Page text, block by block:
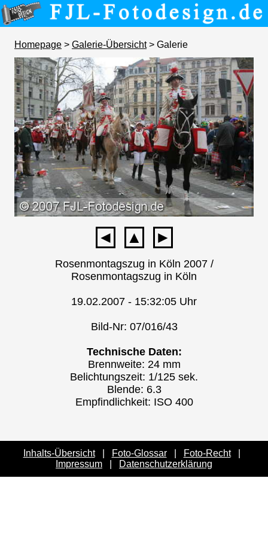
Homepage > Galerie-Übersicht> Galerie
◄ ▲ ►
Rosenmontagszug in Köln 2007 /
Rosenmontagszug in Köln
19.02.2007 - 15:32:05 Uhr
Bild-Nr: 07/016/43
Technische Daten:
Brennweite: 24 mm
Belichtungszeit: 1/125 sek.
Blende: 6.3
Empfindlichkeit: ISO 400
Inhalts-Übersicht| Foto-Glossar| Foto-Recht|
Impressum
Datenschutzerklärung